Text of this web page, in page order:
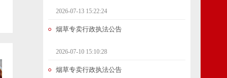
油价调整通知
2026-08-08 12:37:59
夏日温柔
2026-07-13 15:22:24
烟草专卖行政执法公告
2026-07-10 15:10:28
烟草专卖行政执法公告